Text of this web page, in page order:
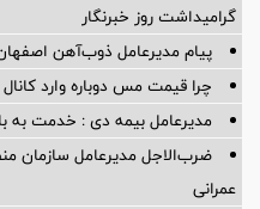
گرامیداشت روز خبرنگار
پیام مدیرعامل ذوب‌آهن
چرا قیمت مس دوباره وارد کانال ۱۴ هزار دلار شد
مدیرعامل بیمه دی : خدمت به
ضرب‌الاجل مدیرعامل سازمان
عمرانی